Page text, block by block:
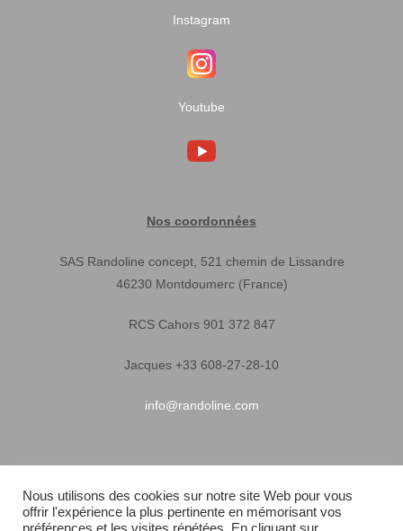
Instagram
Youtube
Nos coordonnées
SAS Randoline concept, 521 chemin de Lissandre
46230 Montdoumerc (France)
RCS Cahors 901 372 847
Jacques +33 608-27-28-10
info@randoline.com
Garantie matériel
Nous utilisons des cookies sur notre site Web pour vous
offrir l'expérience la plus pertinente en mémorisant vos